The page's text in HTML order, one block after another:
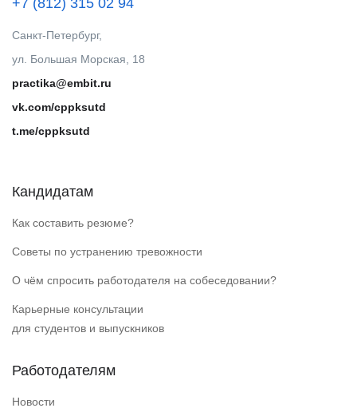
+7 (812) 315 02 94
Санкт-Петербург,
ул. Большая Морская, 18
practika@embit.ru
vk.com/cppksutd
t.me/cppksutd
Кандидатам
Как составить резюме?
Советы по устранению тревожности
О чём спросить работодателя на собеседовании?
Карьерные консультации
для студентов и выпускников
Работодателям
Новости